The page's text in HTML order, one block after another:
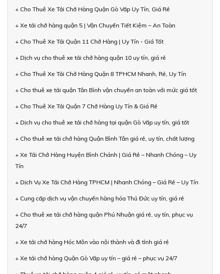
+ Cho Thuê Xe Tải Chở Hàng Quận Gò Vấp Uy Tín, Giá Rẻ
+ Xe tải chở hàng quận 5 | Vận Chuyển Tiết Kiệm – An Toàn
+ Cho Thuê Xe Tải Quận 11 Chở Hàng | Uy Tín - Giá Tốt
+ Dịch vụ cho thuê xe tải chở hàng quận 10 uy tín, giá rẻ
+ Cho Thuê Xe Tải Chở Hàng Quận 8 TPHCM Nhanh, Rẻ, Uy Tín
+ Cho thuê xe tải quận Tân Bình vận chuyển an toàn với mức giá tốt
+ Cho Thuê Xe Tải Quận 7 Chở Hàng Uy Tín & Giá Rẻ
+ Dịch vụ cho thuê xe tải chở hàng tại quận Gò Vấp uy tín, giá tốt
+ Cho thuê xe tải chở hàng Quận Bình Tân giá rẻ, uy tín, chất lượng
+ Xe Tải Chở Hàng Huyện Bình Chánh | Giá Rẻ – Nhanh Chóng – Uy
Tín
+ Dịch Vụ Xe Tải Chở Hàng TPHCM | Nhanh Chóng – Giá Rẻ – Uy Tín
+ Cung cấp dịch vụ vận chuyển hàng hóa Thủ Đức uy tín, giá rẻ
+ Cho thuê xe tải chở hàng quận Phú Nhuận giá rẻ, uy tín, phục vụ
24/7
+ Xe tải chở hàng Hóc Môn vào nội thành và đi tỉnh giá rẻ
+ Xe tải chở hàng Quận Gò Vấp uy tín – giá rẻ – phục vụ 24/7